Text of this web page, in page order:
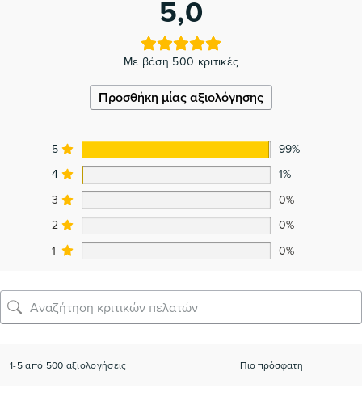
5,0
Με βάση 500 κριτικές
Προσθήκη μίας αξιολόγησης
5
99%
4
1%
3
0%
2
0%
1
0%
1-5 από 500 αξιολογήσεις